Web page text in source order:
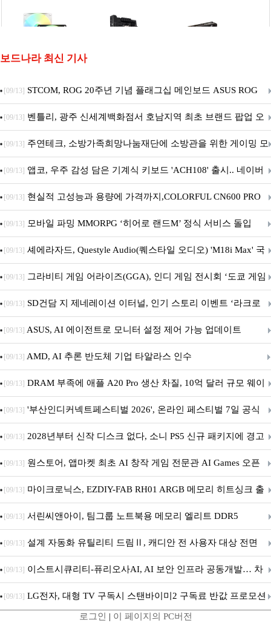
보드나라 최신 기사
[09/13] STCOM, ROG 20주년 기념 플래그십 메인보드 ASUS ROG
Crosshair X870E EDITION 20 국내 출시 예정
[09/13] 벤틀리, 광주 신세계백화점서 호남지역 최초 브랜드 팝업 오
픈
[09/13] 주연테크, 소방가족희망나눔재단에 소방관을 위한 게이밍 모
니터·스마트 펫 침대 기부
[09/13] 앱코, 우주 감성 담은 기계식 키보드 'ACH108' 출시.. 네이버
브랜드데이 기획전 진행
[09/13] 현실적 고성능과 용량에 가격까지,COLORFUL CN600 PRO
M.2 NVMe 디앤디컴 1TB
[09/13] 모바일 파밍 MMORPG ‘히어로 랜드M’ 정식 서비스 돌입
[09/13] 셰에라자드, Questyle Audio(퀘스타일 오디오) 'M18i Max' 국
내 정식 출시
[09/13] 그라비티 게임 어라이즈(GGA), 인디 게임 전시회 ‘도쿄 게임
던전 13’ 참가!
[09/13] SD건담 지 제네레이션 이터널, 인기 스토리 이벤트 ‘라크로
아의 용사’ 재개최 및 풍성한 기념 이벤트 실시!
[09/13] ASUS, AI 에이전트로 모니터 설정 제어 가능 업데이트
[09/13] AMD, AI 추론 반도체 기업 타알라스 인수
[09/13] DRAM 부족에 애플 A20 Pro 생산 차질, 10억 달러 규모 웨이
퍼 대기
[09/13] '부산인디커넥트페스티벌 2026', 온라인 페스티벌 7일 공식
개막... 22일간 진행
[09/13] 2028년부터 신작 디스크 없다, 소니 PS5 신규 패키지에 경고
문 추가
[09/13] 원스토어, 앱마켓 최초 AI 창작 게임 전문관 AI Games 오픈
[09/13] 마이크로닉스, EZDIY-FAB RH01 ARGB 메모리 히트싱크 출
시
[09/13] 서린씨앤아이, 팀그룹 노트북용 메모리 엘리트 DDR5
5600MHz 16GB 출시
[09/13] 설계 자동화 유틸리티 드림Ⅱ, 캐디안 전 사용자 대상 전면
무상 배포
[09/13] 이스트시큐리티-퓨리오사AI, AI 보안 인프라 공동개발… 차
세대 AI 보안 플랫폼 구축
[09/13] LG전자, 대형 TV 구독시 스탠바이미2 구독료 반값 프로모션
로그인 | 이 페이지의 PC버전